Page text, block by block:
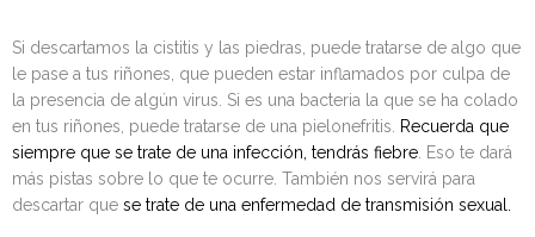
Si descartamos la cistitis y las piedras, puede tratarse de algo que
le pase a tus riñones, que pueden estar inflamados por culpa de
la presencia de algún virus. Si es una bacteria la que se ha colado
en tus riñones, puede tratarse de una pielonefritis.
Recuerda que
siempre que se trate de una infección, tendrás fiebre . Eso te dará
más pistas sobre lo que te ocurre. También nos servirá para
descartar que se trate de una enfermedad de transmisión sexual.